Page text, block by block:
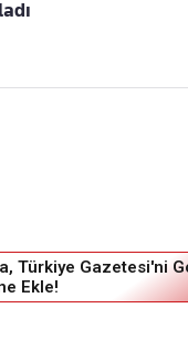
Türkiye Gazetesi'ni
Ekle!